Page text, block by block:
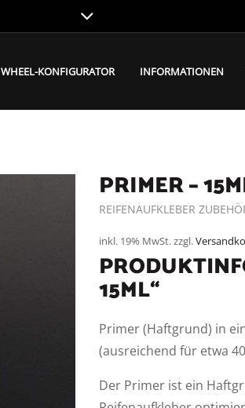
WHEEL-KONFIGURATOR INFORMATIONEN
PRIMER –
REIFENAUFKLEBER
inkl. 19% MwSt.zzgl.
15ML“
Primer (Haftgrund) in
(ausreichend für etwa
Der Primer ist ein